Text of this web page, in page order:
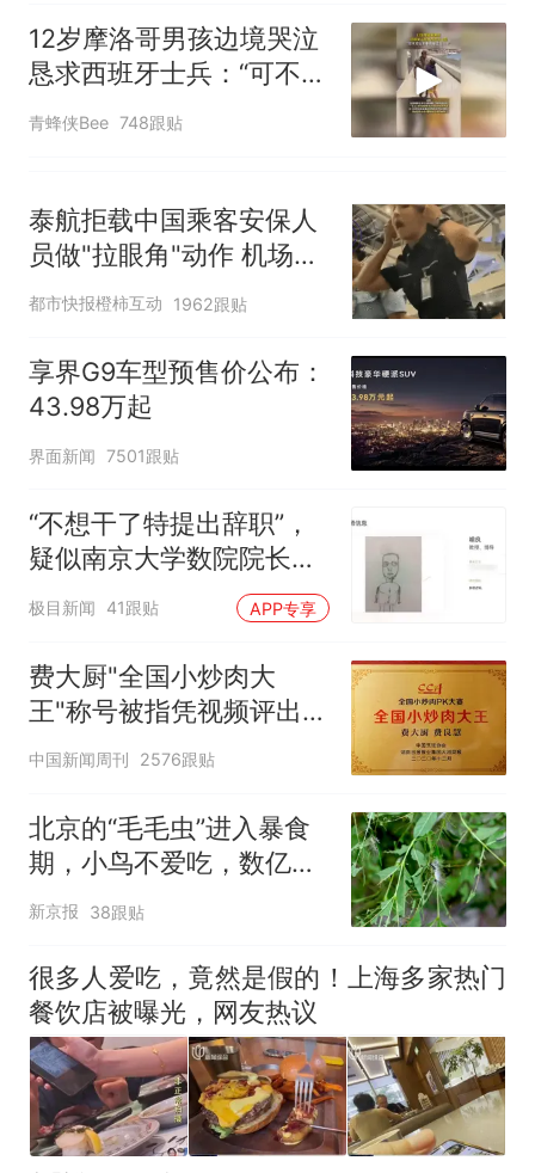
12岁摩洛哥男孩边境哭泣
恳求西班牙士兵：“可不可
以不要把我遣返回国”
青蜂侠Bee 748跟贴
泰航拒载中国乘客安保人
员做"拉眼角"动作 机场再
回应
都市快报橙柿互动 1962跟贴
享界G9车型预售价公布：
43.98万起
界面新闻 7501跟贴
“不想干了特提出辞职”，
疑似南京大学数院院长辞
职信流传，院方回应：喻
良教授已卸任院长一职，
不清楚辞职信来源；曾用
手绘图做头像
极目新闻 41跟贴 APP专享
费大厨"全国小炒肉大
王"称号被指凭视频评出
官方回应
中国新闻周刊 2576跟贴
北京的“毛毛虫”进入暴食
期，小鸟不爱吃，数亿头
小蜂迎战
新京报 38跟贴
很多人爱吃，竟然是假的！上海多家热门
餐饮店被曝光，网友热议